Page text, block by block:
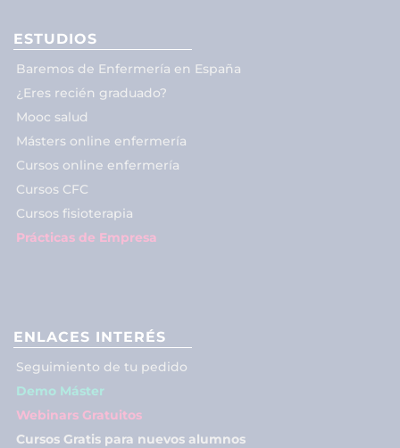
ESTUDIOS
Baremos de Enfermería en España
¿Eres recién graduado?
Mooc salud
Másters online enfermería
Cursos online enfermería
Cursos CFC
Cursos fisioterapia
Prácticas de Empresa
ENLACES INTERÉS
Seguimiento de tu pedido
Demo Máster
Webinars Gratuitos
Cursos Gratis para nuevos alumnos